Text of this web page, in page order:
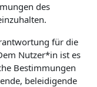
des
für die
Nutzer*in ist es
Bestimmungen
beleidigende